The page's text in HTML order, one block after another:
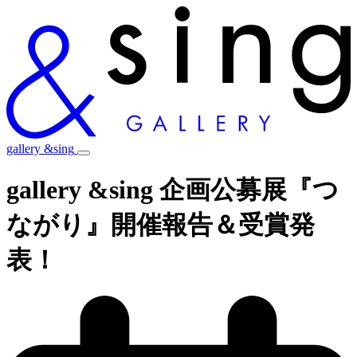
gallery &sing
gallery &sing 企画公募展『つ
ながり』開催報告＆受賞発
表！